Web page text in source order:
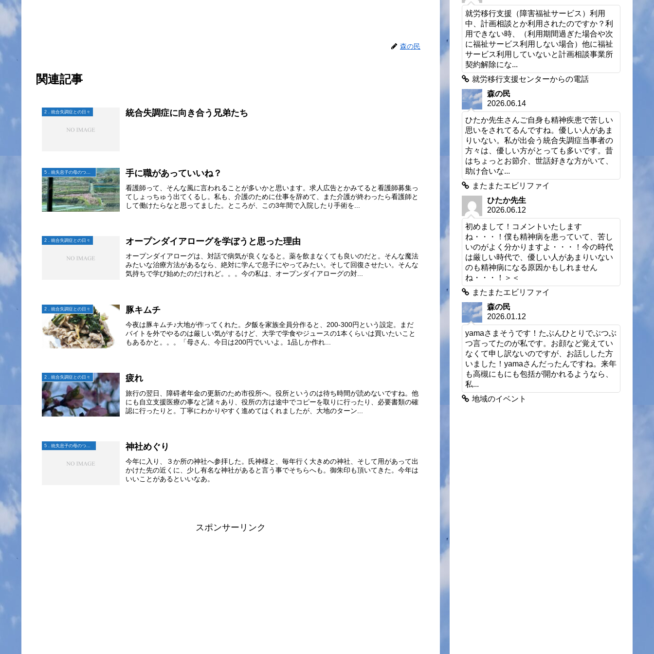
森の民
関連記事
2．統合失調症との日々 統合失調症に向き合う兄弟たち
手に職があっていいね？
看護師って、そんな風に言われることが多いかと思います。求人広告とかみてると看護師募集っ
てしょっちゅう出てくるし。私も、介護のために仕事を辞めて、また介護が終わったら看護師と
して働けたらなと思ってました。ところが、この3年間で入院したり手術を...
2．統合失調症との日々 オープンダイアローグを学ぼうと思った理由
オープンダイアローグは、対話で病気が良くなると。薬を飲まなくても良いのだと。そんな魔法
みたいな治療方法があるなら、絶対に学んで息子にやってみたい。そして回復させたい。そんな
気持ちで学び始めたのだけれど。。。今の私は、オープンダイアローグの対...
2．統合失調症との日々 豚キムチ
今夜は豚キムチ♪大地が作ってくれた。夕飯を家族全員分作ると、200-300円という設定。まだ
バイトを外でやるのは厳しい気がするけど、大学で学食やジュースの1本くらいは買いたいこと
もあるかと。。。「母さん、今日は200円でいいよ。1品しか作れ...
2．統合失調症との日々 疲れ
旅行の翌日、障碍者年金の更新のため市役所へ。役所というのは待ち時間が読めないですね。他
にも自立支援医療の事など諸々あり、役所の方は途中でコピーを取りに行ったり、必要書類の確
認に行ったりと。丁寧にわかりやすく進めてはくれましたが、大地のターン...
神社めぐり
今年に入り、３か所の神社へ参拝した。氏神様と、毎年行く大きめの神社、そして用があって出
かけた先の近くに、少し有名な神社があると言う事でそちらへも。御朱印も頂いてきた。今年は
いいことがあるといいなあ。
スポンサーリンク
就労移行支援（障害福祉サービス）利用
中、計画相談とか利用されたのですか？利
用できない時、（利用期間過ぎた場合や次
に福祉サービス利用しない場合）他に福祉
サービス利用していないと計画相談事業所
契約解除にな...
就労移行支援センターからの電話
森の民
2026.06.14
ひたか先生さんご自身も精神疾患で苦しい
思いをされてるんですね。優しい人があま
りいない。私が出会う統合失調症当事者の
方々は、優しい方がとっても多いです。昔
はちょっとお節介、世話好きな方がいて、
助け合いな...
またまたエビリファイ
ひたか先生
2026.06.12
初めまして！コメントいたします
ね・・・！僕も精神病を患っていて、苦し
いのがよく分かりますよ・・・！今の時代
は厳しい時代で、優しい人があまりいない
のも精神病になる原因かもしれません
ね・・・！＞＜
またまたエビリファイ
森の民
2026.01.12
yamaさまそうです！たぶんひとりでぶつぶ
つ言ってたのが私です。お顔など覚えてい
なくて申し訳ないのですが、お話しした方
いました！yamaさんだったんですね。来年
も高槻にもにも包括が開かれるようなら、
私...
地域のイベント